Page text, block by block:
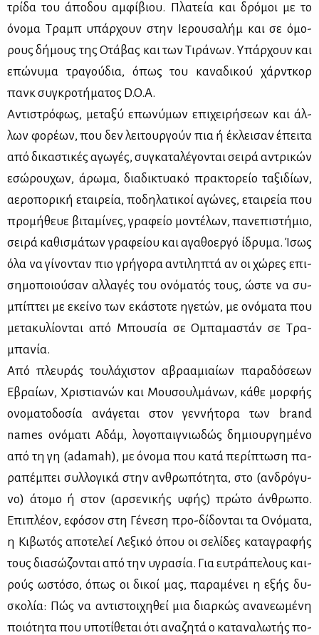
τρί­δα του άπο­δου αμ­φί­βιου. Πλα­τεία και δρό­μοι με το
όνο­μα Τραμπ υπάρ­χουν στην Ιε­ρου­σα­λήμ και σε όμο­
ρους δή­μους της Οτά­βας και των Τι­ρά­νων. Υπάρ­χουν και
επώ­νυ­μα τρα­γού­δια, όπως του κα­να­δι­κού χάρ­ντ­κορ
πανκ συ­γκρο­τή­μα­τος D.O.A.
Αντι­στρό­φως, με­τα­ξύ επω­νύ­μων επι­χει­ρή­σε­ων και άλ­
λων φο­ρέ­ων, που δεν λει­τουρ­γούν πια ή έκλει­σαν έπει­τα
από δι­κα­στι­κές αγω­γές, συ­γκα­τα­λέ­γο­νται σει­ρά αντρι­κών
εσώ­ρου­χων, άρω­μα, δια­δι­κτυα­κό πρα­κτο­ρείο τα­ξι­δί­ων,
αε­ρο­πο­ρι­κή εται­ρεία, πο­δη­λα­τι­κοί αγώ­νες, εται­ρεία που
προ­μή­θευε βι­τα­μί­νες, γρα­φείο μο­ντέ­λων, πα­νε­πι­στή­μιο,
σει­ρά κα­θι­σμά­των γρα­φεί­ου και αγα­θο­ερ­γό ίδρυ­μα. Ίσως
όλα να γί­νο­νταν πιο γρή­γο­ρα αντι­λη­πτά αν οι χώ­ρες επι­
ση­μο­ποιού­σαν αλ­λα­γές του ονό­μα­τός τους, ώστε να συ­
μπί­πτει με εκεί­νο των εκά­στο­τε ηγε­τών, με ονό­μα­τα που
με­τα­κυ­λί­ο­νται από Μπου­σία σε Ομπα­μα­στάν σε Τρα­
μπα­νία.
Από πλευ­ράς του­λά­χι­στον αβρα­α­μιαί­ων πα­ρα­δό­σε­ων
Εβραί­ων, Χρι­στια­νών και Μου­σουλ­μά­νων, κά­θε μορ­φής
ονο­μα­το­δο­σία ανά­γε­ται στον γεν­νή­το­ρα των brand
names ονό­μα­τι Αδάμ, λο­γο­παι­γνιω­δώς δη­μιουρ­γη­μέ­νο
από τη γη (adamah), με όνο­μα που κα­τά πε­ρί­πτω­ση πα­
ρα­πέ­μπει συλ­λο­γι­κά στην αν­θρω­πό­τη­τα, στο (αν­δρό­γυ­
νο) άτο­μο ή στον (αρ­σε­νι­κής υφής) πρώ­το άν­θρω­πο.
Επι­πλέ­ον, εφό­σον στη Γέ­νε­ση προ-δί­δο­νται τα Ονό­μα­τα,
η Κι­βω­τός απο­τε­λεί Λε­ξι­κό όπου οι σε­λί­δες κα­τα­γρα­φής
τους δια­σώ­ζο­νται από την υγρα­σία. Για ευ­τρά­πε­λους και­
ρούς ωστό­σο, όπως οι δι­κοί μας, πα­ρα­μέ­νει η εξής δυ­
σκο­λία: Πώς να αντι­στοι­χη­θεί μια διαρ­κώς ανα­νε­ω­μέ­νη
ποιό­τη­τα που υπο­τί­θε­ται ότι ανα­ζη­τά ο κα­τα­να­λω­τής πο­